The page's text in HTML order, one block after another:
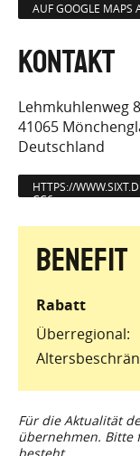
AUF GOOGLE MAPS
Lehmkuhlenweg 8
41065
Deutschland
HTTPS://
CC6…
Rabatt
Überregional
Für die Aktualität
übernehmen. Bitte